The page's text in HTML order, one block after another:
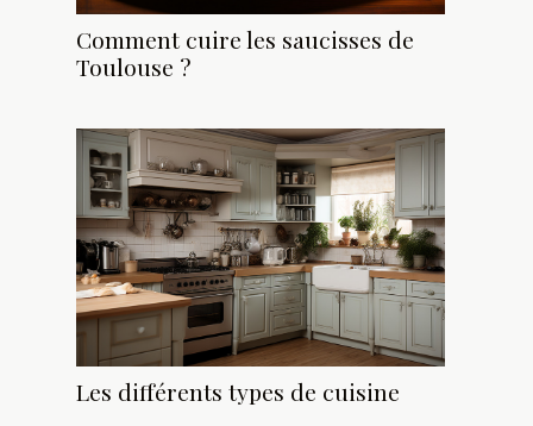
Comment cuire les saucisses de
Toulouse ?
Les différents types de cuisine